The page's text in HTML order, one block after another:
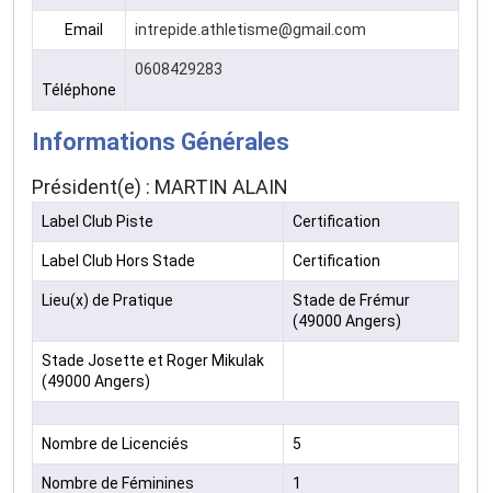
Email intrepide.athletisme@gmail.com
Téléphone
0608429283
Informations Générales
Président(e) : MARTIN ALAIN
Label Club Piste Certification
Label Club Hors Stade Certification
Lieu(x) de Pratique
Stade de Frémur
(49000 Angers)
Stade Josette et Roger Mikulak
(49000 Angers)
Nombre de Licenciés 5
Nombre de Féminines 1